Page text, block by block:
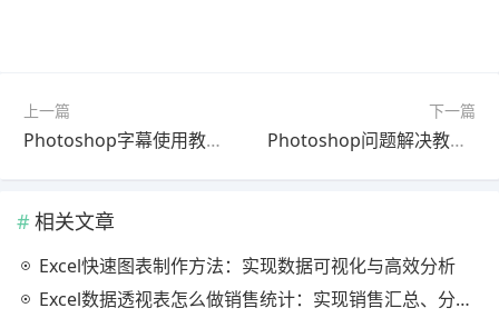
上一篇
Photoshop字幕使用教程最新更新版零基础入门
下一篇
Photoshop问题解决教程：模板使用完整教程最新更新版（避坑指南）
相关文章
Excel快速图表制作方法：实现数据可视化与高效分析
Excel数据透视表怎么做销售统计：实现销售汇总、分析与动态监控